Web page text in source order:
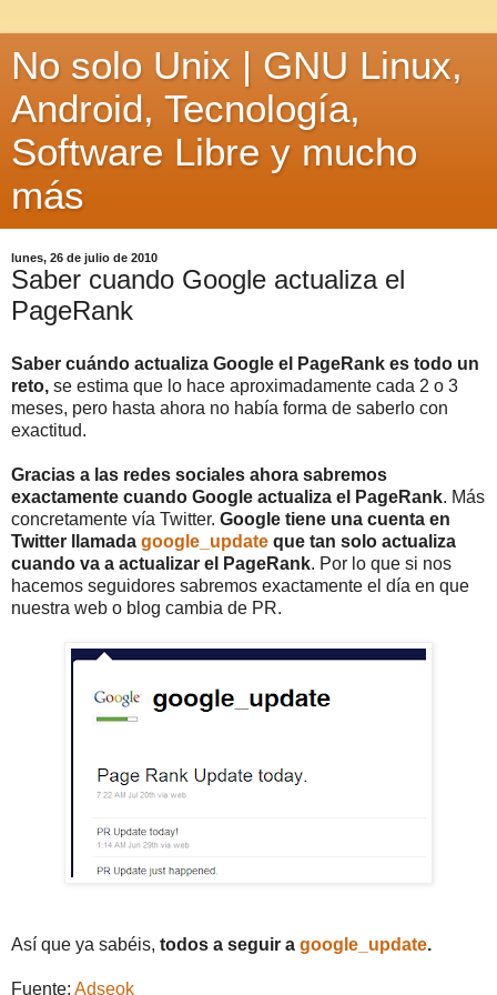
No solo Unix | GNU Linux,
Android, Tecnología,
Software Libre y mucho
más
lunes, 26 de julio de 2010
Saber cuando Google actualiza el
PageRank
Saber cuándo actualiza Google el PageRank es todo un
reto, se estima que lo hace aproximadamente cada 2 o 3
meses, pero hasta ahora no había forma de saberlo con
exactitud.
Gracias a las redes sociales ahora sabremos
exactamente cuando Google actualiza el PageRank. Más
concretamente vía Twitter. Google tiene una cuenta en
Twitter llamada google_update que tan solo actualiza
cuando va a actualizar el PageRank. Por lo que si nos
hacemos seguidores sabremos exactamente el día en que
nuestra web o blog cambia de PR.
Así que ya sabéis, todos a seguir a google_update.
Fuente: Adseok